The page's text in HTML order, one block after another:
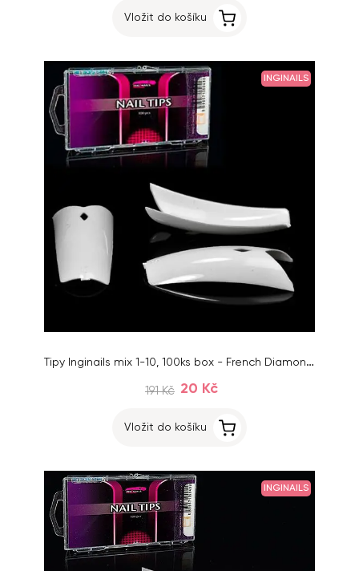
Vložit do košíku
INGINAILS
Tipy Inginails mix 1-10, 100ks box - French Diamond White
191 Kč 20 Kč
Vložit do košíku
INGINAILS